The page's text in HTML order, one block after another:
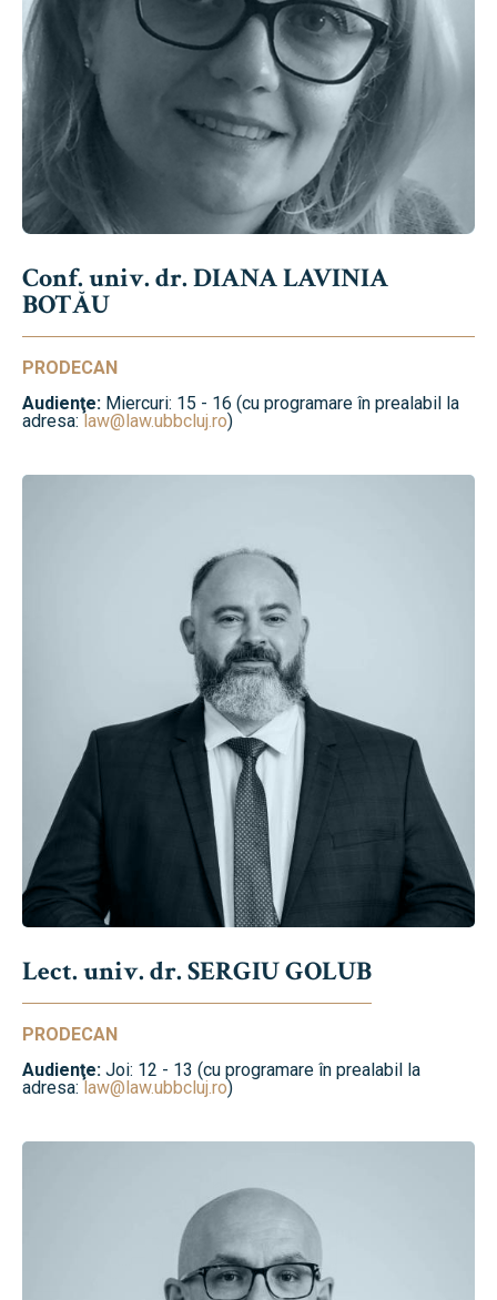
Conf. univ. dr. DIANA LAVINIA
BOTĂU
PRODECAN
Audienţe: Miercuri: 15 - 16 (cu programare în prealabil la
adresa: law@law.ubbcluj.ro)
Lect. univ. dr. SERGIU GOLUB
PRODECAN
Audienţe: Joi: 12 - 13 (cu programare în prealabil la
adresa:law@law.ubbcluj.ro)